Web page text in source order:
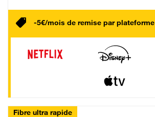
-5€/mois de remise par plateforme
Fibre ultra rapide